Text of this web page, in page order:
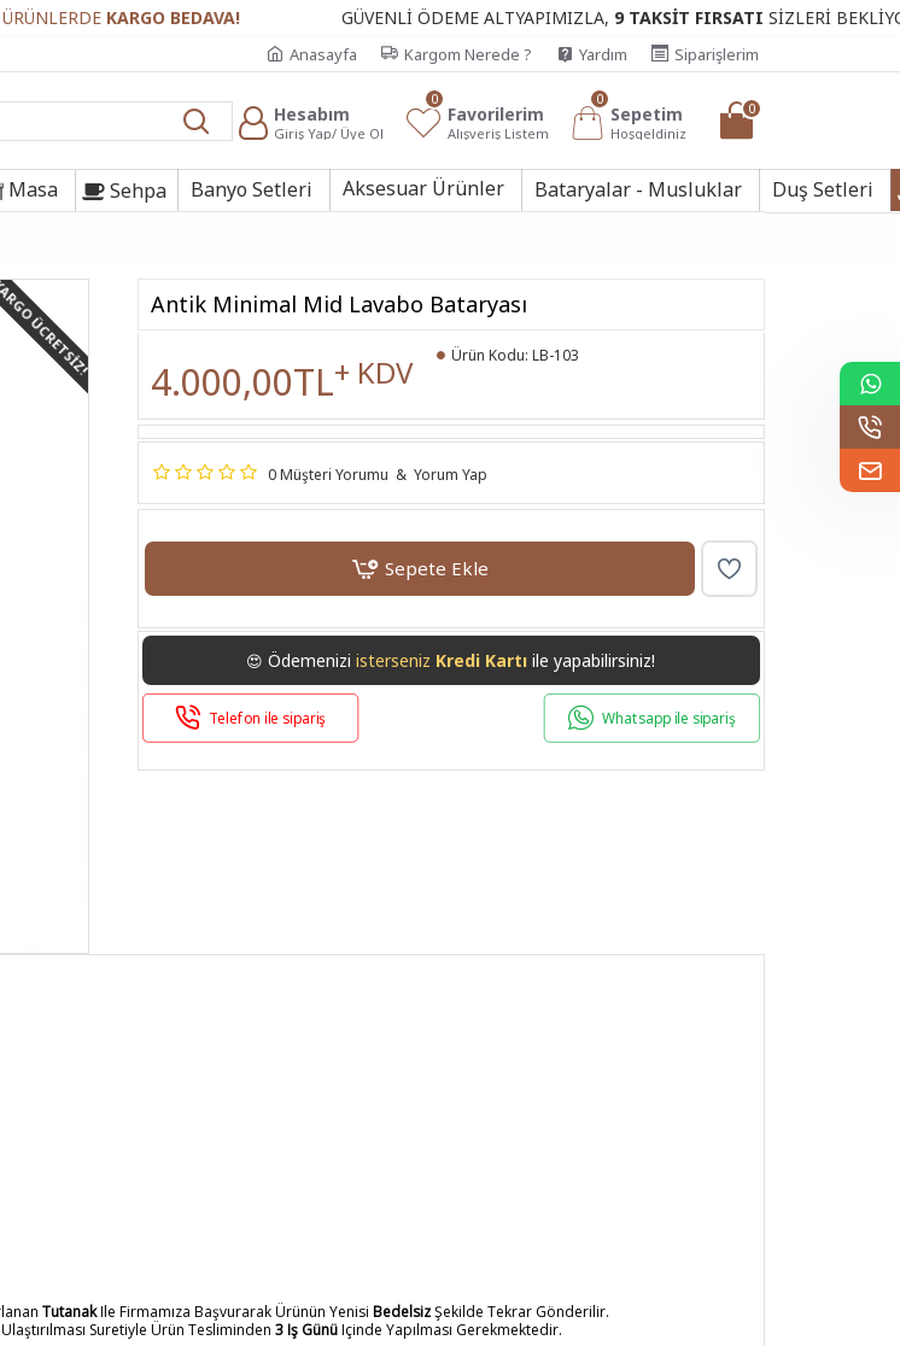
KARGO BEDAVA! GÜVENLİ ÖDEME ALTYAPIMIZLA,9 TAKSİT FIRSATI SİZLERİ BEKLİYOR.
Anasayfa Kargom Nerede ? Yardım Siparişlerim
Hesabım
Giriş Yap/ Üye Ol
Favorilerim
Alışveriş Listem
0
Sepetim
Hoşgeldiniz
0
0
Masa Sehpa Banyo Setleri Aksesuar Ürünler Bataryalar - Musluklar Duş Setleri
ÜCRETSIZ! Antik Minimal Mid Lavabo Bataryası
0 Müşteri Yorumu & Yorum Yap
4.000,00TL+ KDV Ürün Kodu: LB-103
Sepete Ekle
😍Ödemenizi istersenizHavale/EFT ile yapabilirsiniz!
Telefon ile sipariş Whatsapp ile sipariş
TutanakIle Firmamıza Başvurarak Ürünün Yenisi BedelsizŞekilde Tekrar Gönderilir.
Suretiyle Ürün Tesliminden 3 Iş GünüIçinde Yapılması Gerekmektedir.